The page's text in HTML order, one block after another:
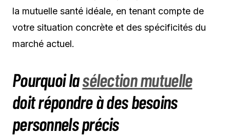
la mutuelle santé idéale, en tenant compte de
votre situation concrète et des spécificités du
marché actuel.
Pourquoi lasélection mutuelle
doit répondre à des besoins
personnels précis